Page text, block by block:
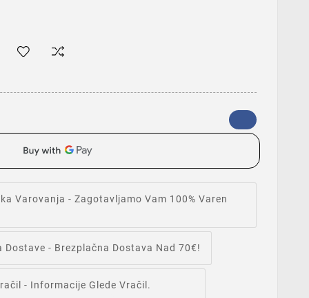
Varovanja - Zagotavljamo Vam 100% Varen
Dostave - Brezplačna Dostava Nad 70€!
- Informacije Glede Vračil.